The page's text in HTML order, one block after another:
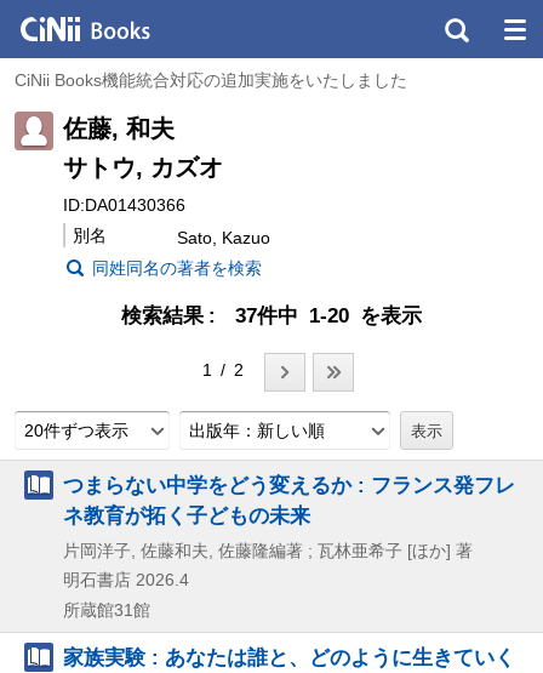
CiNii Books機能統合対応の追加実施をいたしました
佐藤, 和夫
サトウ, カズオ
ID:DA01430366
別名
Sato, Kazuo
同姓同名の著者を検索
検索結果 37件中 1-20 を表示
1 / 2
20件ずつ表示 出版年：新しい順
つまらない中学をどう変えるか : フランス発フレ
ネ教育が拓く子どもの未来
片岡洋子, 佐藤和夫, 佐藤隆編著 ; 瓦林亜希子 [ほか] 著
明石書店 2026.4
所蔵館31館
家族実験 : あなたは誰と、どのように生きていく